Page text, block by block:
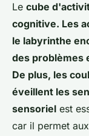
Le cube
cognitive. Les
le labyrinthe
des problèmes
De plus, les
éveillent les
sensoriel est
car il permet